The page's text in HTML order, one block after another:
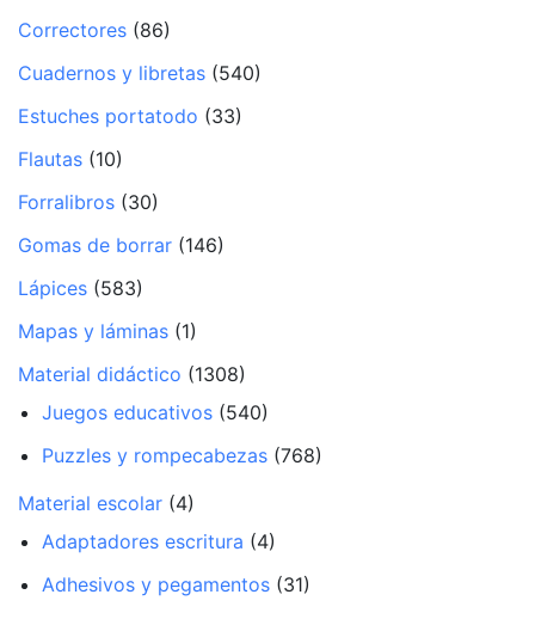
Correctores (86)
Cuadernos y libretas (540)
Estuches portatodo (33)
Flautas (10)
Forralibros (30)
Gomas de borrar (146)
Lápices (583)
Mapas y láminas (1)
Material didáctico (1308)
Juegos educativos (540)
Puzzles y rompecabezas (768)
Material escolar (4)
Adaptadores escritura (4)
Adhesivos y pegamentos (31)